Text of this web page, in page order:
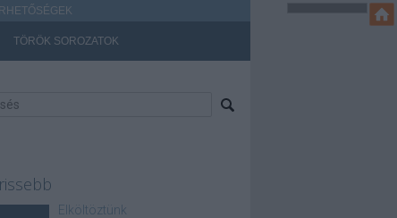
TÖRÖK SOROZATOK
Elköltöztünk